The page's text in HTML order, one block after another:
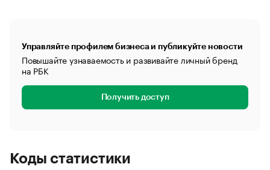
Управляйте профилем бизнеса и публикуйте новости
Повышайте узнаваемость и развивайте личный бренд
на РБК
Получить доступ
Коды статистики